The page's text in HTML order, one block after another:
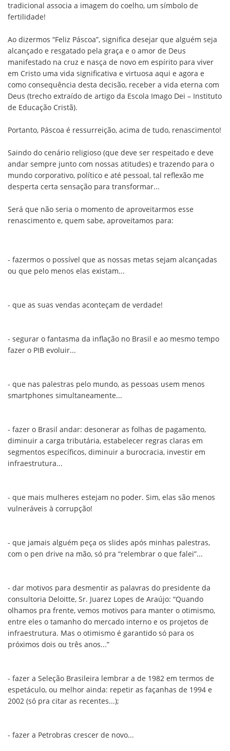
tradicional associa a imagem do coelho, um símbolo de
fertilidade!
Ao dizermos “Feliz Páscoa”, significa desejar que alguém seja
alcançado e resgatado pela graça e o amor de Deus
manifestado na cruz e nasça de novo em espírito para viver
em Cristo uma vida significativa e virtuosa aqui e agora e
como consequência desta decisão, receber a vida eterna com
Deus (trecho extraído de artigo da Escola Imago Dei – Instituto
de Educação Cristã).
Portanto, Páscoa é ressurreição, acima de tudo, renascimento!
Saindo do cenário religioso (que deve ser respeitado e deve
andar sempre junto com nossas atitudes) e trazendo para o
mundo corporativo, político e até pessoal, tal reflexão me
desperta certa sensação para transformar...
Será que não seria o momento de aproveitarmos esse
renascimento e, quem sabe, aproveitamos para:
- fazermos o possível que as nossas metas sejam alcançadas
ou que pelo menos elas existam...
- que as suas vendas aconteçam de verdade!
- segurar o fantasma da inflação no Brasil e ao mesmo tempo
fazer o PIB evoluir...
- que nas palestras pelo mundo, as pessoas usem menos
smartphones simultaneamente...
- fazer o Brasil andar: desonerar as folhas de pagamento,
diminuir a carga tributária, estabelecer regras claras em
segmentos específicos, diminuir a burocracia, investir em
infraestrutura...
- que mais mulheres estejam no poder. Sim, elas são menos
vulneráveis à corrupção!
- que jamais alguém peça os slides após minhas palestras,
com o pen drive na mão, só pra “relembrar o que falei”...
- dar motivos para desmentir as palavras do presidente da
consultoria Deloitte, Sr. Juarez Lopes de Araújo: “Quando
olhamos pra frente, vemos motivos para manter o otimismo,
entre eles o tamanho do mercado interno e os projetos de
infraestrutura. Mas o otimismo é garantido só para os
próximos dois ou três anos...”
- fazer a Seleção Brasileira lembrar a de 1982 em termos de
espetáculo, ou melhor ainda: repetir as façanhas de 1994 e
2002 (só pra citar as recentes...);
- fazer a Petrobras crescer de novo...